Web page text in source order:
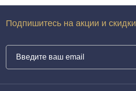
Подпишитесь на акции и скидки